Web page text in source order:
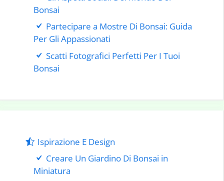
Bonsai
Partecipare a Mostre Di Bonsai: Guida
Per Gli Appassionati
Scatti Fotografici Perfetti Per I Tuoi
Bonsai
Ispirazione E Design
Creare Un Giardino Di Bonsai in
Miniatura